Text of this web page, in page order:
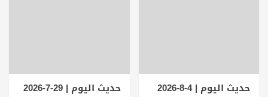
حديث اليوم | 4-8-2026 حديث اليوم | 29-7-2026